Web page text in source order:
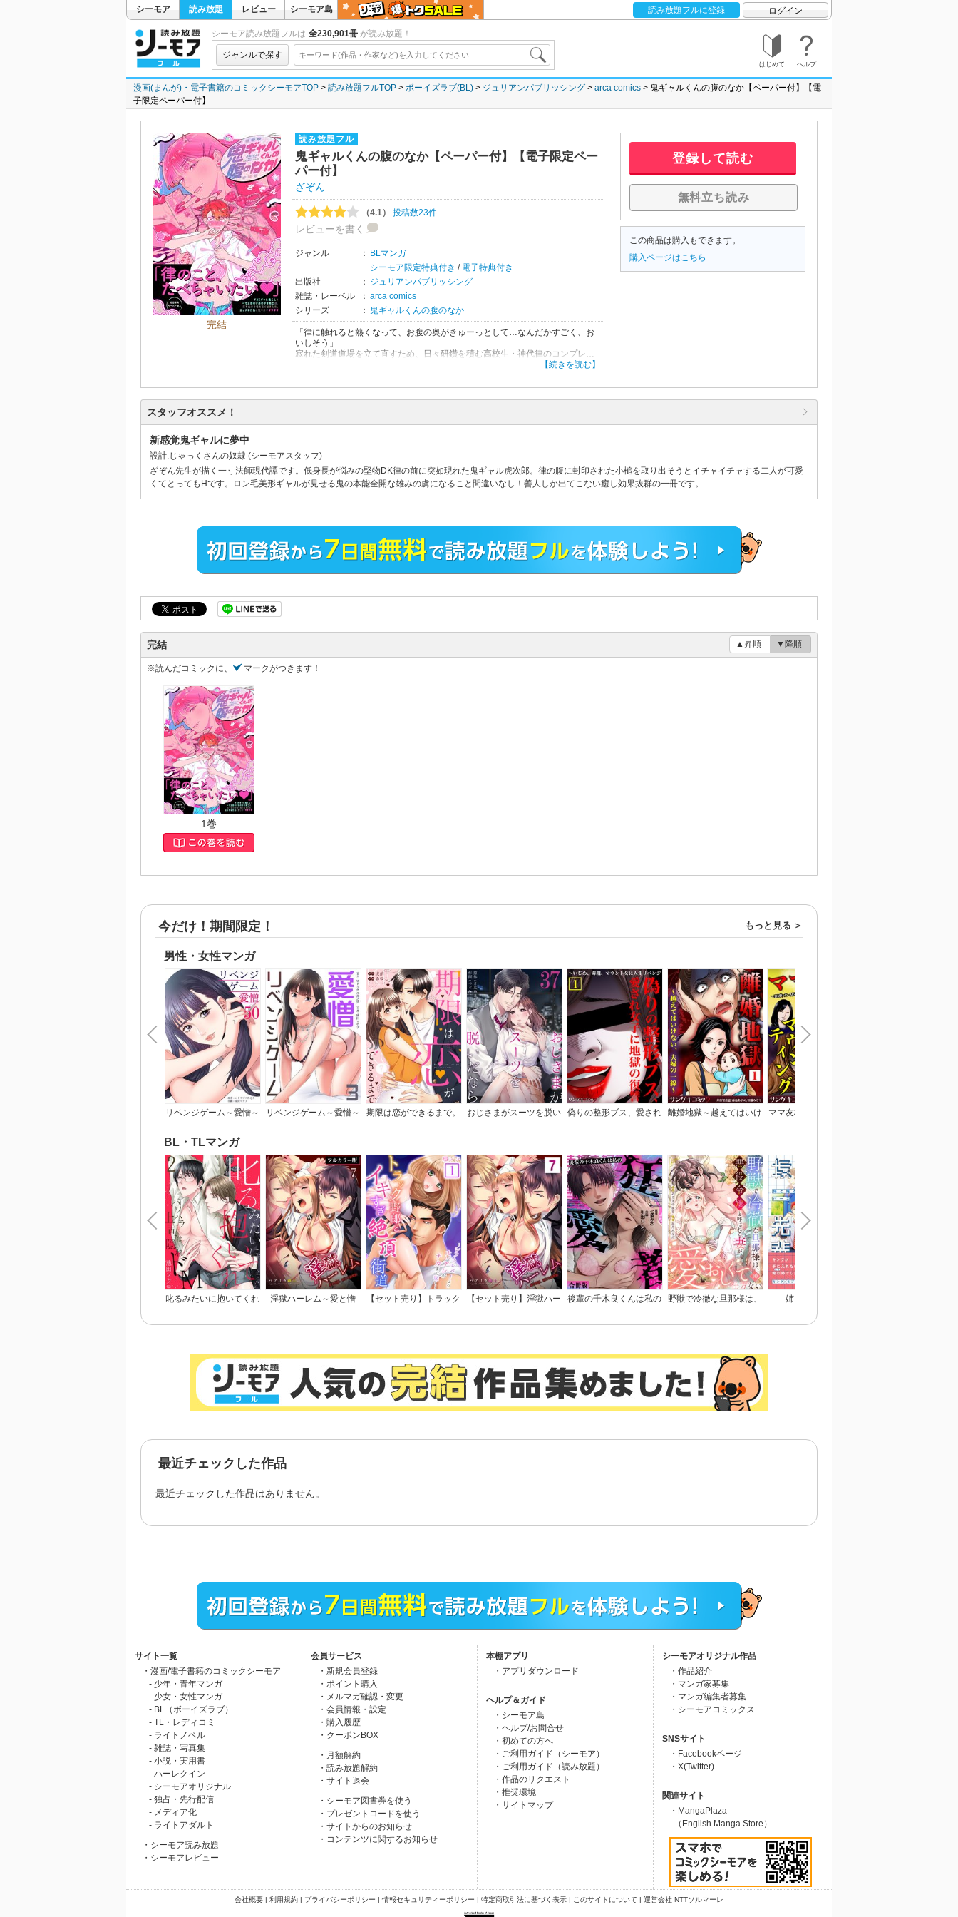
シーモア 読み放題 レビュー シーモア島 読み放題フルに登録 ログイン
シーモア読み放題フルは 全230,901冊 が読み放題！
ジャンルで探す
はじめて ヘルプ
漫画(まんが)・電子書籍のコミックシーモアTOP 読み放題フルTOP ボーイズラブ(BL) ジュリアンパブリッシング arca comics
鬼ギャルくんの腹のなか【ペーパー付】【電
子限定ペーパー付】
完結
読み放題フル
鬼ギャルくんの腹のなか【ペーパー付】【電子限定ペー
パー付】
ざぞん
（4.1） 投稿数23件
レビューを書く
ジャンル ： BLマンガ
シーモア限定特典付き / 電子特典付き
出版社
： ジュリアンパブリッシング
雑誌・レーベル
： arca comics
シリーズ
： 鬼ギャルくんの腹のなか
「律に触れると熱くなって、お腹の奥がきゅーっとして…なんだかすごく、お
いしそう」
寂れた剣道道場を立て直すため、日々研鑽を積む高校生・神代律のコンプレッ
クスは、背が小さいこと！そんな律の前に奇抜な格好で現れた長髪男子から、
た！」と宣言されて…!?
※本コンテンツには、コミックシーモア限定特典が付与されています
【続きを読む】
登録して読む
無料立ち読み
この商品は購入もできます。
購入ページはこちら
スタッフオススメ！
新感覚鬼ギャルに夢中
設計:じゃっくさんの奴隷 (シーモアスタッフ)
ざぞん先生が描く一寸法師現代譚です。低身長が悩みの堅物DK律の前に突如現れた鬼ギャル虎次郎。律の腹に封印された小槌を取り出そうとイチャイチャする二人が可愛
くてとってもHです。ロン毛美形ギャルが見せる鬼の本能全開な雄みの虜になること間違いなし！善人しか出てこない癒し効果抜群の一冊です。
完結 ▲昇順 ▼降順
※読んだコミックに、 マークがつきます！
1巻
今だけ！期間限定！ もっと見る
男性・女性マンガ
リベンジゲーム～愛憎～
リベンジゲーム～愛憎～
期限は恋ができるまで。
おじさまがスーツを脱い
偽りの整形ブス、愛され
離婚地獄～越えてはいけ
ママ友格差マウンティン
BL・TLマンガ
叱るみたいに抱いてくれ
淫獄ハーレム～愛と憎
【セット売り】トラック
【セット売り】淫獄ハー
後輩の千木良くんは私の
野獣で冷徹な旦那様は、
姉と俺と先輩と
最近チェックした作品
最近チェックした作品はありません。
サイト一覧
・漫画/電子書籍のコミックシーモア
- 少年・青年マンガ
- 少女・女性マンガ
- BL（ボーイズラブ）
- TL・レディコミ
- ライトノベル
- 雑誌・写真集
- 小説・実用書
- ハーレクイン
- シーモアオリジナル
- 独占・先行配信
- メディア化
- ライトアダルト
・シーモア読み放題
・シーモアレビュー
会員サービス
・新規会員登録
・ポイント購入
・メルマガ確認・変更
・会員情報・設定
・購入履歴
・クーポンBOX
・月額解約
・読み放題解約
・サイト退会
・シーモア図書券を使う
・プレゼントコードを使う
・サイトからのお知らせ
・コンテンツに関するお知らせ
本棚アプリ
・アプリダウンロード
ヘルプ＆ガイド
・シーモア島
・ヘルプ/お問合せ
・初めての方へ
・ご利用ガイド（シーモア）
・ご利用ガイド（読み放題）
・作品のリクエスト
・推奨環境
・サイトマップ
シーモアオリジナル作品
・作品紹介
・マンガ家募集
・マンガ編集者募集
・シーモアコミックス
SNSサイト
・Facebookページ
・X(Twitter)
関連サイト
・MangaPlaza
（English Manga Store）
会社概要 | 利用規約 | プライバシーポリシー | 情報セキュリティーポリシー | 特定商取引法に基づく表示 | このサイトについて | 運営会社 NTTソルマーレ